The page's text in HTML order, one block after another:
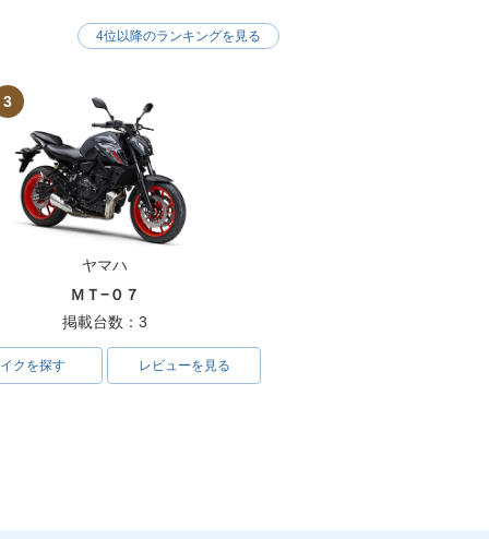
ZX-6R・
1999年 Ninja ZX-6R
3
ヤマハ
ＭＴ−０７
掲載台数：3
クを探す レビューを見る
4位以降のランキングを見る